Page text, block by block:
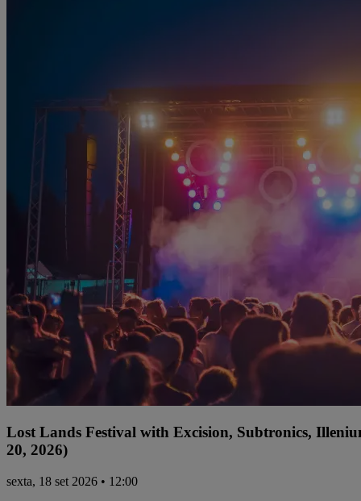
Lost Lands Festival with Excision, Subtronics,
20, 2026)
sexta, 18 set 2026 • 12:00